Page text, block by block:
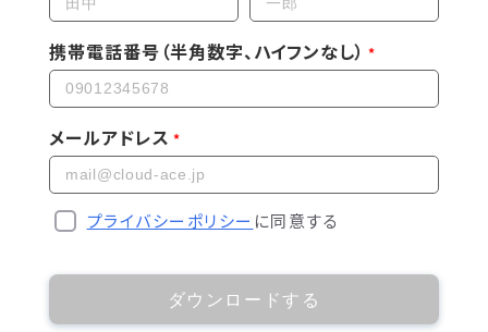
携帯電話番号（半角数字、ハイフンなし）
メールアドレス
プライバシーポリシー に同意する
ダウンロードする